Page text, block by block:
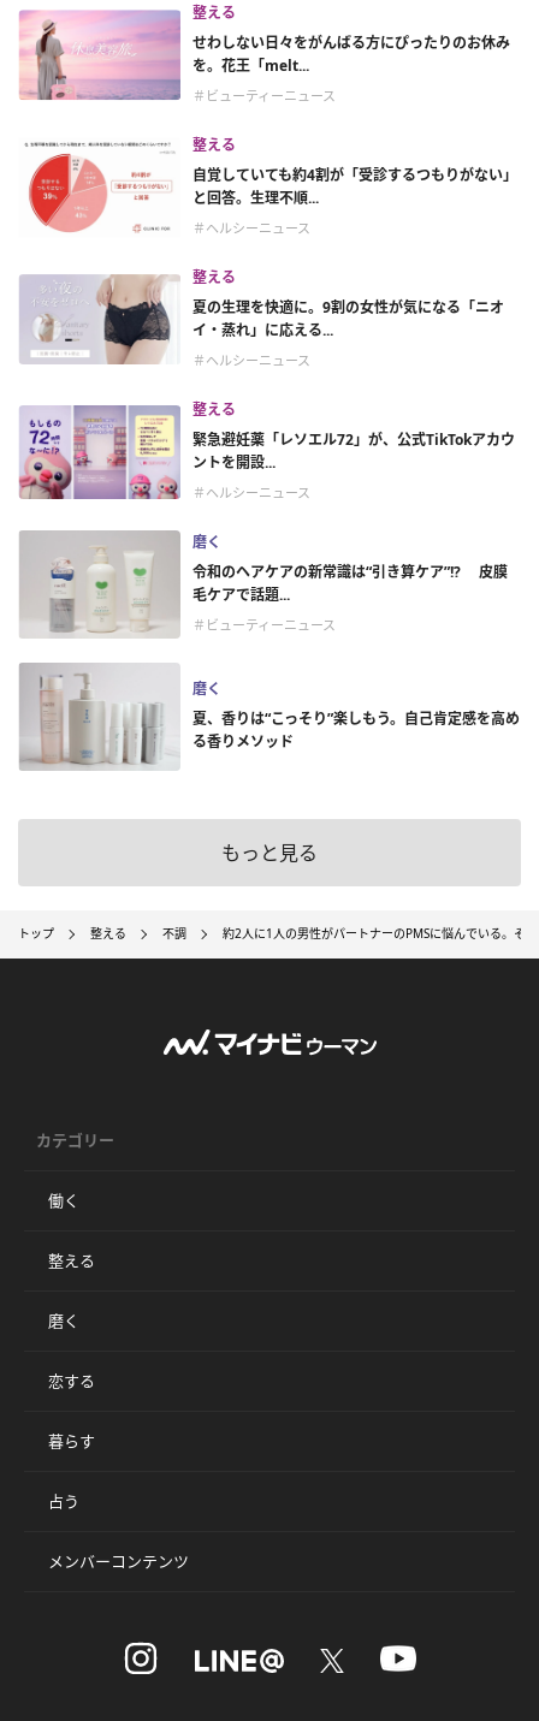
整える
せわしない日々をがんばる方にぴったりのお休み
を。花王「melt...
＃ビューティーニュース
整える
自覚していても約4割が「受診するつもりがない」
と回答。生理不順...
＃ヘルシーニュース
整える
夏の生理を快適に。9割の女性が気になる「ニオ
イ・蒸れ」に応える...
＃ヘルシーニュース
整える
緊急避妊薬「レソエル72」が、公式TikTokアカウ
ントを開設...
＃ヘルシーニュース
磨く
令和のヘアケアの新常識は“引き算ケア”!? 皮膜
毛ケアで話題...
＃ビューティーニュース
磨く
夏、香りは“こっそり”楽しもう。自己肯定感を高め
る香りメソッド
もっと見る
トップ 整える 不調 約2人に1人の男性がパートナーのPMSに悩んでいる。そ
カテゴリー
働く
整える
磨く
恋する
暮らす
占う
メンバーコンテンツ